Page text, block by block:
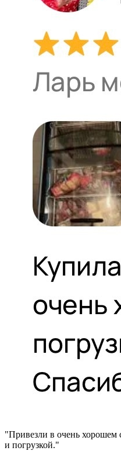
"Привезли в очень хорошем
и погрузкой."